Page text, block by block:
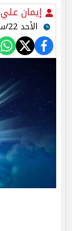
إيمان علي
الأحد 22/سبتمبر/2024 - 11:54 ص